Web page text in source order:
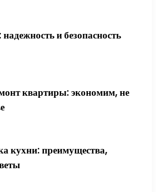
и безопасность
квартиры: экономим, не
кухни: преимущества,